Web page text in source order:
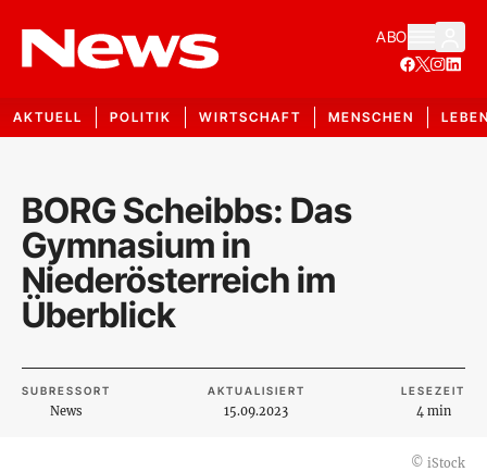
ABO
AKTUELL POLITIK WIRTSCHAFT MENSCHEN
BORG Scheibbs: Das
Gymnasium in
Niederösterreich im
Überblick
SUBRESSORT
News
AKTUALISIERT
15.09.2023
LESEZEIT
4 min
© iStock